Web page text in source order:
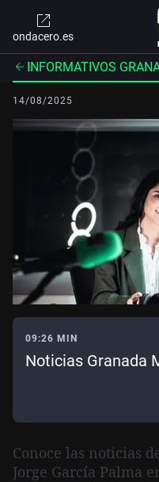
ondacero.es
INFORMATIVOS
14/08/2025
09:26 MIN
Noticias Granada
Conoce las noticias
Jorge García Palma